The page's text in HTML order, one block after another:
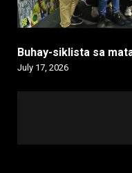
Buhay-siklista sa
July 17, 2026